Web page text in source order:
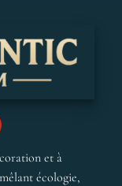
et à
écologie,